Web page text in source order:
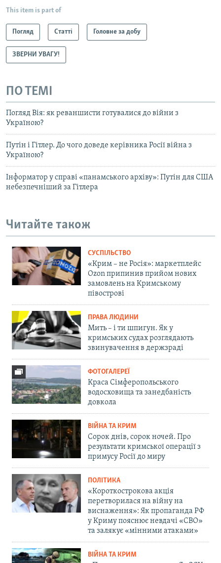
This item is part of
Погляд Статті Головне за добу
ЗВЕРНИ УВАГУ!
ПО ТЕМІ
Погляд Вія: як реваншисти готувалися до війни з
Україною?
Путін і Гітлер. До чого доведе керівника Росії війна з
Україною?
Інформатор у справі «панамського архіву»: Путін для США
небезпечніший за Гітлера
Читайте також
СУСПІЛЬСТВО
«Крим – не Росія»: маркетплейс
Ozon припинив прийом нових
замовлень на Кримському
півострові
ПРАВА ЛЮДИНИ
Мить – і ти шпигун. Як у
кримських судах розглядають
звинувачення в держзраді
ФОТОГАЛЕРЕЇ
Краса Сімферопольського
водосховища та занедбаність
довкола
ВІЙНА ТА КРИМ
Сорок днів, сорок ночей. Про
результати кримської операції з
примусу Росії до миру
ПОЛІТИКА
«Короткострокова акція
перетворилася на війну на
виснаження»: Як пропаганда РФ
у Криму пояснює невдачі «СВО»
та залякує «мінними атаками»
ВІЙНА ТА КРИМ